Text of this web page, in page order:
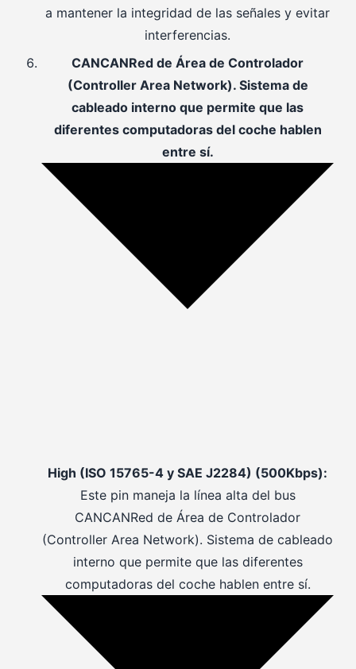
a mantener la integridad de las señales y evitar
interferencias.
CANCANRed de Área de Controlador
(Controller Area Network). Sistema de
cableado interno que permite que las
diferentes computadoras del coche hablen
entre sí.
High (ISO 15765-4 y SAE J2284) (500Kbps):
Este pin maneja la línea alta del bus
CANCANRed de Área de Controlador
(Controller Area Network). Sistema de cableado
interno que permite que las diferentes
computadoras del coche hablen entre sí.